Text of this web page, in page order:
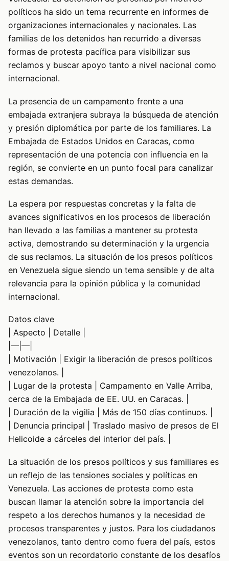
políticos ha sido un tema recurrente en informes de
organizaciones internacionales y nacionales. Las
familias de los detenidos han recurrido a diversas
formas de protesta pacífica para visibilizar sus
reclamos y buscar apoyo tanto a nivel nacional como
internacional.
La presencia de un campamento frente a una
embajada extranjera subraya la búsqueda de atención
y presión diplomática por parte de los familiares. La
Embajada de Estados Unidos en Caracas, como
representación de una potencia con influencia en la
región, se convierte en un punto focal para canalizar
estas demandas.
La espera por respuestas concretas y la falta de
avances significativos en los procesos de liberación
han llevado a las familias a mantener su protesta
activa, demostrando su determinación y la urgencia
de sus reclamos. La situación de los presos políticos
en Venezuela sigue siendo un tema sensible y de alta
relevancia para la opinión pública y la comunidad
internacional.
Datos clave
| Aspecto | Detalle |
|—|—|
| Motivación | Exigir la liberación de presos políticos
venezolanos. |
| Lugar de la protesta | Campamento en Valle Arriba,
cerca de la Embajada de EE. UU. en Caracas. |
| Duración de la vigilia | Más de 150 días continuos. |
| Denuncia principal | Traslado masivo de presos de El
Helicoide a cárceles del interior del país. |
La situación de los presos políticos y sus familiares es
un reflejo de las tensiones sociales y políticas en
Venezuela. Las acciones de protesta como esta
buscan llamar la atención sobre la importancia del
respeto a los derechos humanos y la necesidad de
procesos transparentes y justos. Para los ciudadanos
venezolanos, tanto dentro como fuera del país, estos
eventos son un recordatorio constante de los desafíos